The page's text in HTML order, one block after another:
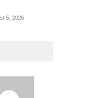
5, 2026